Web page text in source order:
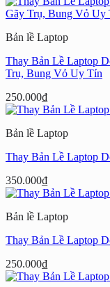
Bản lề Laptop
Thay Bản Lề Laptop
Trụ, Bung Vỏ Uy Tín
250.000₫
Bản lề Laptop
Thay Bản Lề Laptop
350.000₫
Bản lề Laptop
Thay Bản Lề Laptop
250.000₫